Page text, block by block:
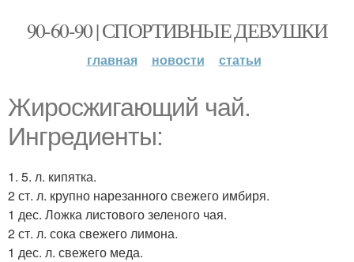
90-60-90 | СПОРТИВНЫЕ ДЕВУШКИ
главная новости статьи
Жиросжигающий чай.
Ингредиенты:
1. 5. л. кипятка.
2 ст. л. крупно нарезанного свежего имбиря.
1 дес. Ложка листового зеленого чая.
2 ст. л. сока свежего лимона.
1 дес. л. свежего меда.